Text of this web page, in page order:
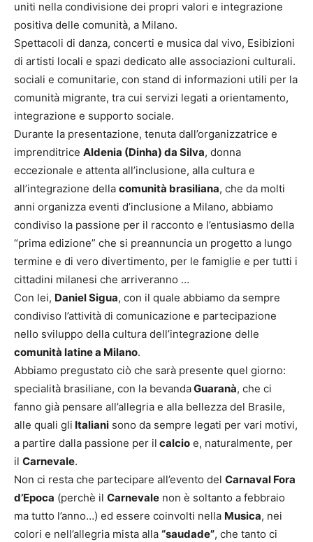
uniti nella condivisione dei propri valori e integrazione
positiva delle comunità, a Milano.
Spettacoli di danza, concerti e musica dal vivo, Esibizioni
di artisti locali e spazi dedicato alle associazioni culturali.
sociali e comunitarie, con stand di informazioni utili per la
comunità migrante, tra cui servizi legati a orientamento,
integrazione e supporto sociale.
Durante la presentazione, tenuta dall’organizzatrice e
imprenditrice Aldenia (Dinha) da Silva, donna
eccezionale e attenta all’inclusione, alla cultura e
all’integrazione della comunità brasiliana, che da molti
anni organizza eventi d’inclusione a Milano, abbiamo
condiviso la passione per il racconto e l’entusiasmo della
“prima edizione” che si preannuncia un progetto a lungo
termine e di vero divertimento, per le famiglie e per tutti i
cittadini milanesi che arriveranno …
Con lei, Daniel Sigua, con il quale abbiamo da sempre
condiviso l’attività di comunicazione e partecipazione
nello sviluppo della cultura dell’integrazione delle
comunità latine a Milano.
Abbiamo pregustato ciò che sarà presente quel giorno:
specialità brasiliane, con la bevandaGuaranà, che ci
fanno già pensare all’allegria e alla bellezza del Brasile,
alle quali gli Italiani sono da sempre legati per vari motivi,
a partire dalla passione per il calcio e, naturalmente, per
il Carnevale.
Non ci resta che partecipare all’evento del Carnaval Fora
d’Epoca (perchè il Carnevale non è soltanto a febbraio
ma tutto l’anno…) ed essere coinvolti nella Musica, nei
colori e nell’allegria mista alla “saudade”, che tanto ci